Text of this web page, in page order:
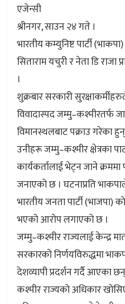
एजेन्सी
श्रीनगर, साउन २४ गते ।
भारतीय कम्युनिष्ट पार्टी
सिताराम यचुरी र नेता डि राजा
।
शुक्रबार सरकारी
विवादास्पद जम्मु–कश्मीरतर्फ
विमानस्थलबाट पक्राउ गरेका
उनीहरू जम्मु–कश्मीर क्षेत्रका
कार्यकर्तालाई भेट्न जाने क्रममा
जनाएको छ । घटनाप्रति
भारतीय जनता पार्टी (भाजपा)
भएको आरोप लगाएको छ ।
जम्मु–कश्मीर राज्यलाई केन्द्र
सरकारको निर्णयविरुद्धमा
देशव्यापी प्रदर्शन गर्दै आएका
कश्मीर राज्यको अधिकार